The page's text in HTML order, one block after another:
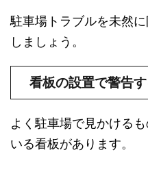
駐車場トラブルを未然
しましょう。
看板の設置で警告
よく駐車場で見かける
いる看板があります。